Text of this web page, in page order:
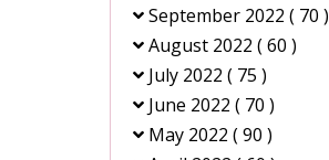
September 2022 ( 70 )
August 2022 ( 60 )
July 2022 ( 75 )
June 2022 ( 70 )
May 2022 ( 90 )